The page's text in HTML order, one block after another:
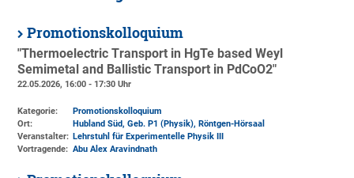
Promotionskolloquium
"Thermoelectric Transport in HgTe based Weyl
Semimetal and Ballistic Transport in PdCoO2"
22.05.2026, 16:00 - 17:30 Uhr
Kategorie:
Promotionskolloquium
Ort:
Hubland Süd, Geb. P1 (Physik), Röntgen-Hörsaal
Veranstalter: Lehrstuhl für Experimentelle Physik III
Vortragende: Abu Alex Aravindnath